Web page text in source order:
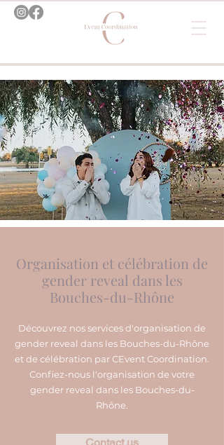
Organisation et célébration de
gender reveal dans les
Bouches-du-Rhône
Découvrez nos services d'organisation de
gender reveal dans les Bouches-du-Rhône
et de célébration par CEvent Coordination.
Confiez-nous l'organisation de votre
gender reveal dans les Bouches-du-
Rhône.